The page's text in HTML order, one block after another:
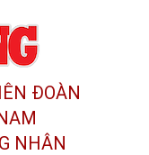
ĐOÀN
NHÂN